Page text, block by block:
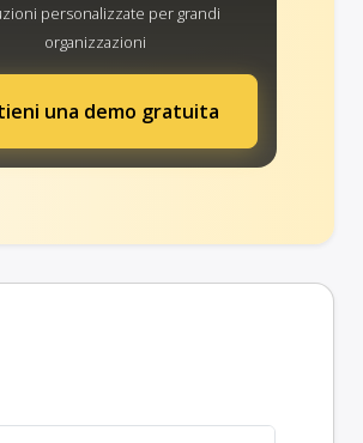
personalizzate per grandi
organizzazioni
una demo gratuita